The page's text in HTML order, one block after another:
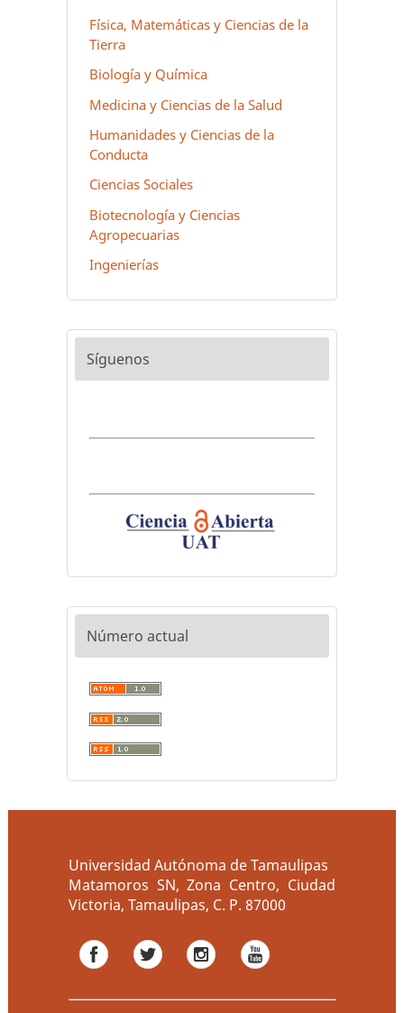
Física, Matemáticas y Ciencias de la
Tierra
Biología y Química
Medicina y Ciencias de la Salud
Humanidades y Ciencias de la
Conducta
Ciencias Sociales
Biotecnología y Ciencias
Agropecuarias
Ingenierías
Síguenos
Número actual
Universidad Autónoma de Tamaulipas
Matamoros SN, Zona Centro, Ciudad
Victoria, Tamaulipas, C. P. 87000